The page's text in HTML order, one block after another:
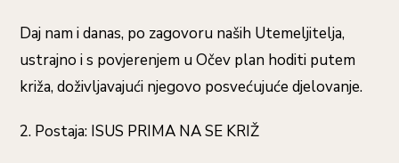
Daj nam i danas, po zagovoru naših Utemeljitelja,
ustrajno i s povjerenjem u Očev plan hoditi putem
križa, doživljavajući njegovo posvećujuće djelovanje.
2. Postaja: ISUS PRIMA NA SE KRIŽ